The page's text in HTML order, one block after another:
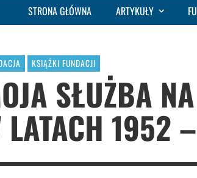
STRONA GŁÓWNA ARTYKUŁY
KSIĄŻKI FUNDACJI
SŁUŻBA
LATACH 1952